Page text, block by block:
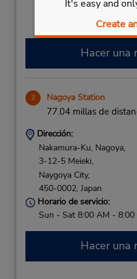
It's easy and
Create
dentro de la terminal
estacionamiento.
Hacer una
3 Nagoya Station
77.04 millas de
Dirección:
Nakamura-Ku, Nagoya,
3-12-5 Meieki,
Naygoya City,
450-0002, Japan
Horario de servicio:
Sun - Sat 8:00 AM - 8:00
Hacer una